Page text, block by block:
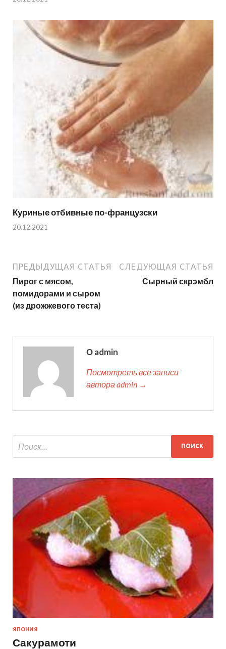
Куриные отбивные по-французски
20.12.2021
ПРЕДЫДУЩАЯ СТАТЬЯ
Пирог с мясом,
помидорами и сыром
(из дрожжевого теста)
СЛЕДУЮЩАЯ СТАТЬЯ
Сырный скрэмбл
О admin
Посмотреть все записи
автора admin →
ЯПОНИЯ
Сакурамоти